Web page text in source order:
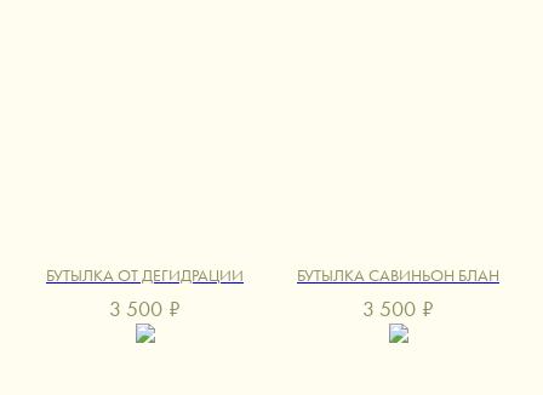
БУТЫЛКА ОТ ДЕГИДРАЦИИ
3 500 ₽
БУТЫЛКА САВИНЬОН БЛАН
3 500 ₽